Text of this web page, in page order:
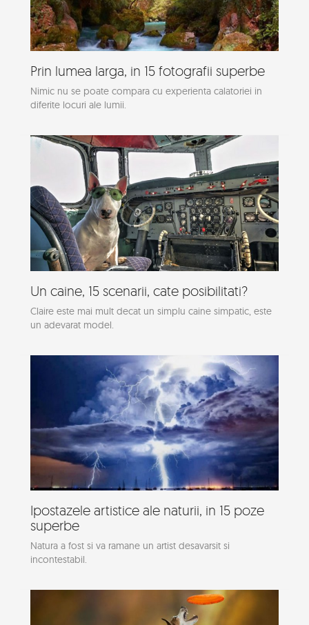
Prin lumea larga, in 15 fotografii superbe
Nimic nu se poate compara cu experienta calatoriei in
diferite locuri ale lumii.
Un caine, 15 scenarii, cate posibilitati?
Claire este mai mult decat un simplu caine simpatic, este
un adevarat model.
Ipostazele artistice ale naturii, in 15 poze
superbe
Natura a fost si va ramane un artist desavarsit si
incontestabil.